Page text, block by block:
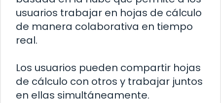
usuarios trabajar en hojas de cálculo
de manera colaborativa en tiempo
real.
Los usuarios pueden compartir hojas
de cálculo con otros y trabajar juntos
en ellas simultáneamente.